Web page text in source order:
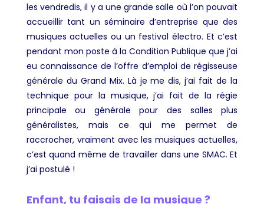
les vendredis, il y a une grande salle où l’on pouvait
accueillir tant un séminaire d’entreprise que des
musiques actuelles ou un festival électro. Et c’est
pendant mon poste à la Condition Publique que j’ai
eu connaissance de l’offre d’emploi de régisseuse
générale du Grand Mix. Là je me dis, j’ai fait de la
technique pour la musique, j’ai fait de la régie
principale ou générale pour des salles plus
généralistes, mais ce qui me permet de
raccrocher, vraiment avec les musiques actuelles,
c’est quand même de travailler dans une SMAC. Et
j’ai postulé !
Enfant, tu faisais de la musique ?